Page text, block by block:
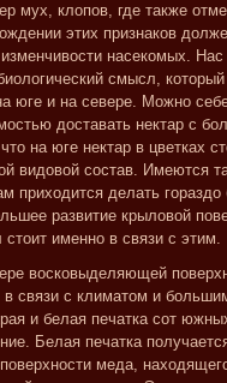
мух, клопов, где также
этих признаков
насекомых.
смысл,
юге и на севере. Можно
доставать нектар с
на юге нектар в цветках
видовой состав. Имеются
приходится делать
развитие крыловой
именно в связи с этим.
восковыделяющей
в связи с климатом и
и белая печатка сот
Белая печатка
меда,